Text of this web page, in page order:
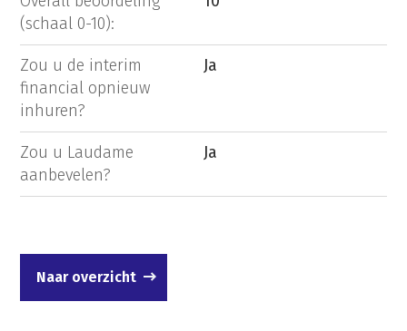
(schaal 0-10):
Zou u de interim
financial opnieuw
inhuren?
Ja
Zou u Laudame
aanbevelen?
Ja
Naar overzicht